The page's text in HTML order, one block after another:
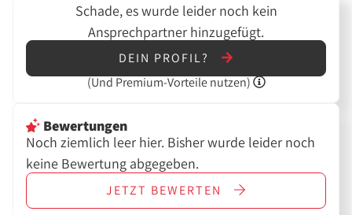
Schade, es wurde leider noch kein
Ansprechpartner hinzugefügt.
DEIN PROFIL?
(UndPremium-Vorteile nutzen)
Bewertungen
Noch ziemlich leer hier. Bisher wurde leider noch
keine Bewertung abgegeben.
JETZT BEWERTEN